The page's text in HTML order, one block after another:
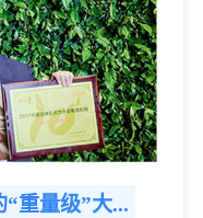
“重量级”大...